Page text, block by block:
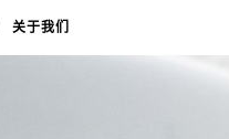
关于我们